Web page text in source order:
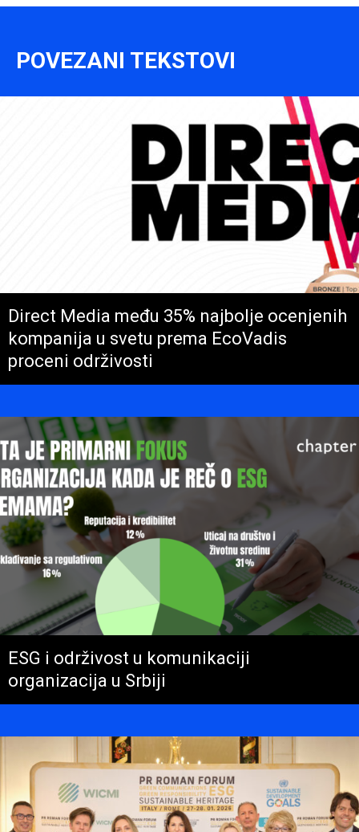
POVEZANI TEKSTOVI
Direct Media među 35% najbolje ocenjenih
kompanija u svetu prema EcoVadis
proceni održivosti
ESG i održivost u komunikaciji
organizacija u Srbiji